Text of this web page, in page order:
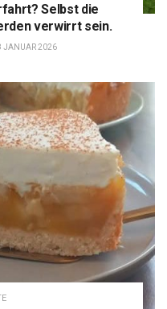
Selbst die
verwirrt sein.
JANUAR 2026